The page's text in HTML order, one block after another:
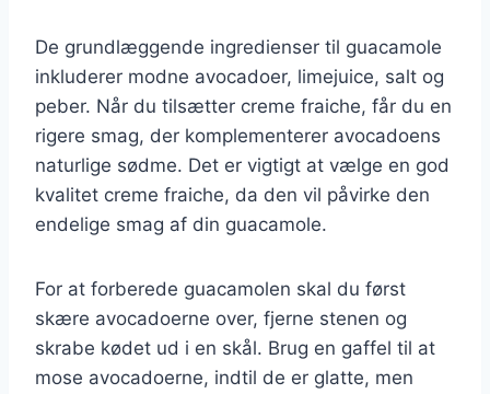
De grundlæggende ingredienser til guacamole
inkluderer modne avocadoer, limejuice, salt og
peber. Når du tilsætter creme fraiche, får du en
rigere smag, der komplementerer avocadoens
naturlige sødme. Det er vigtigt at vælge en god
kvalitet creme fraiche, da den vil påvirke den
endelige smag af din guacamole.
For at forberede guacamolen skal du først
skære avocadoerne over, fjerne stenen og
skrabe kødet ud i en skål. Brug en gaffel til at
mose avocadoerne, indtil de er glatte, men